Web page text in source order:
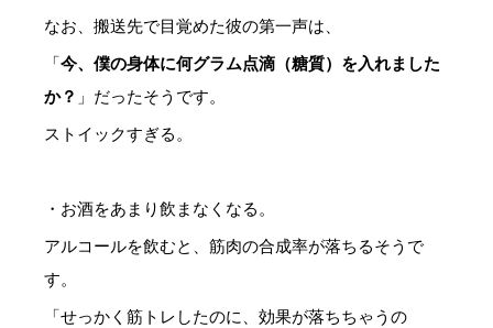
なお、搬送先で目覚めた彼の第一声は、
「今、僕の身体に何グラム点滴（糖質）を入れました
か？ 」だったそうです。
ストイックすぎる。
・お酒をあまり飲まなくなる。
アルコールを飲むと、筋肉の合成率が落ちるそうで
す。
「せっかく筋トレしたのに、効果が落ちちゃうの